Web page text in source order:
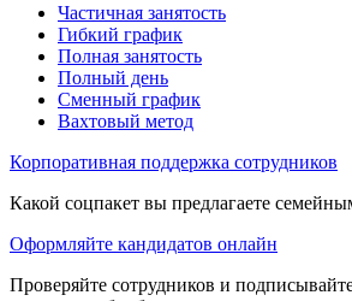
Частичная занятость
Гибкий график
Полная занятость
Полный день
Сменный график
Вахтовый метод
Корпоративная поддержка сотрудников
Какой соцпакет вы предлагаете
Оформляйте кандидатов онлайн
Проверяйте сотрудников и